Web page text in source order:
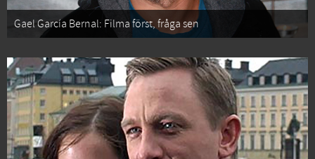
Gael García Bernal: Filma först, fråga sen